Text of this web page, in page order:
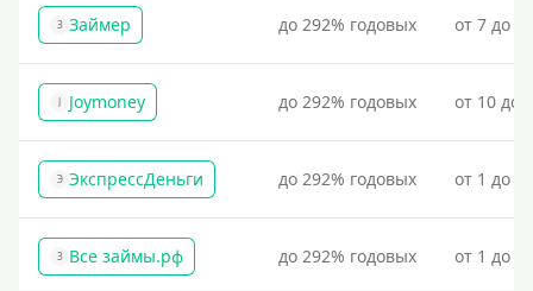
З Займер до 292% годовых от 7 до
J Joymoney до 292% годовых от 10 до
Э ЭкспрессДеньги до 292% годовых от 1 до
З Все займы.рф до 292% годовых от 1 до